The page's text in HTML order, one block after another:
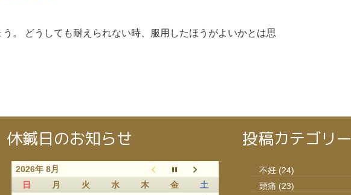
。 どうしても耐えられない時、服用したほうがよいかとは思
休鍼日のお知らせ
2026年 8月
日
月 火 水 木 金
土
投稿カテゴリー
不妊 (24)
頭痛 (23)